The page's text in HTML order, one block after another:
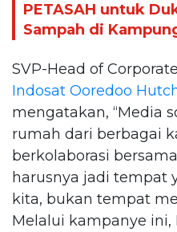
PETASAH untuk
Sampah di
SVP-Head of
Indosat Ooredoo
mengatakan, “Media
rumah dari berbagai
berkolaborasi
harusnya jadi tempat
kita, bukan tempat
Melalui kampanye